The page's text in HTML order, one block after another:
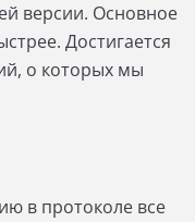
версии. Основное
Достигается
, о которых мы
в протоколе все